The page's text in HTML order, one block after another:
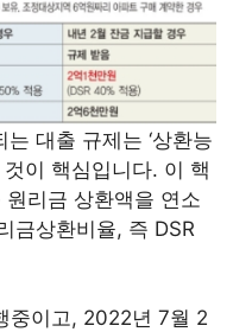
대출 규제는 ‘상환능
이 핵심입니다. 이 핵
리금 상환액을 연소
금상환비율, 즉 DSR
중이고, 2022년 7월 2